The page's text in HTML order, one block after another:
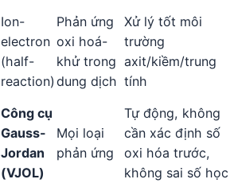
Ion-
electron
(half-
reaction)
Phản ứng
oxi hoá-
khử trong
dung dịch
Xử lý tốt môi
trường
axit/kiềm/trung
tính
Công cụ
Gauss-
Jordan
(VJOL)
Mọi loại
phản ứng
Tự động, không
cần xác định số
oxi hóa trước,
không sai số học